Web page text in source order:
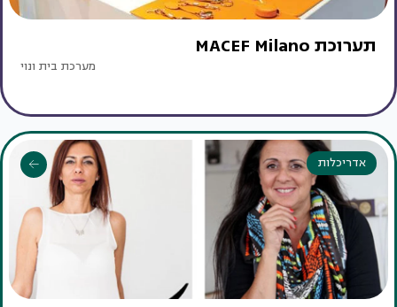
תערוכת MACEF Milano
מערכת בית ונוי
אדריכלות